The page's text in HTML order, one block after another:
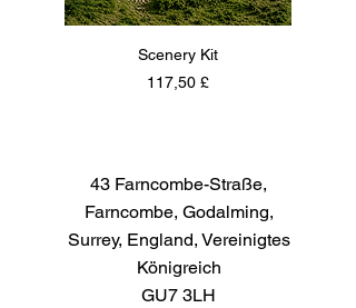
Scenery Kit
Preis
117,50 £
43 Farncombe-Straße,
Farncombe, Godalming,
Surrey, England, Vereinigtes
Königreich
GU7 3LH